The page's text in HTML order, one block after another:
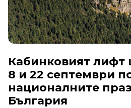
Кабинковият лифт
8 и 22 септември
националните
България